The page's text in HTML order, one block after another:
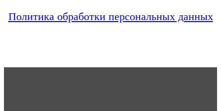
Политика обработки персональных данных